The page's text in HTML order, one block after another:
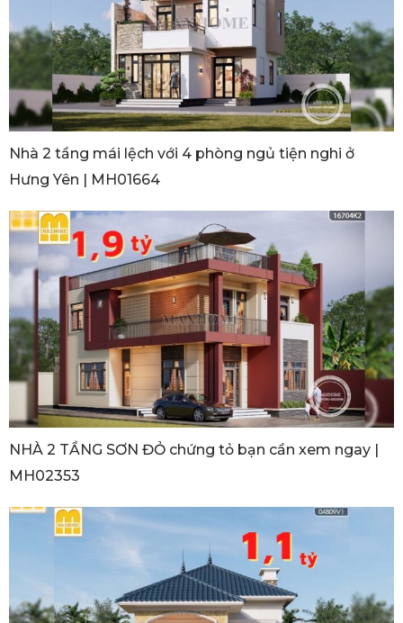
Nhà 2 tầng mái lệch với 4 phòng ngủ tiện nghi ở
Hưng Yên | MH01664
NHÀ 2 TẦNG SƠN ĐỎ chứng tỏ bạn cần xem ngay |
MH02353